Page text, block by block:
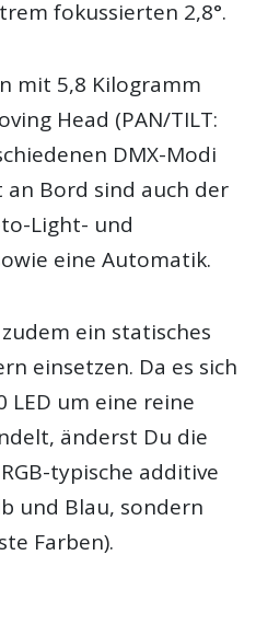
fokussierten 2,8°.
mit 5,8 Kilogramm
Head (PAN/TILT:
DMX-Modi
an Bord sind auch der
Light- und
eine Automatik.
ein statisches
einsetzen. Da es sich
LED um eine reine
änderst Du die
typische additive
und Blau, sondern
Farben).